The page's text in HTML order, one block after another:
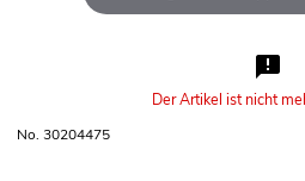
Der Artikel ist nicht
No. 30204475